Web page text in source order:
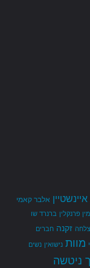
אלבר קאמי
פרנקלין ברנרד שו
זקנה חברים
מוות נישואין נשים
ניטשה